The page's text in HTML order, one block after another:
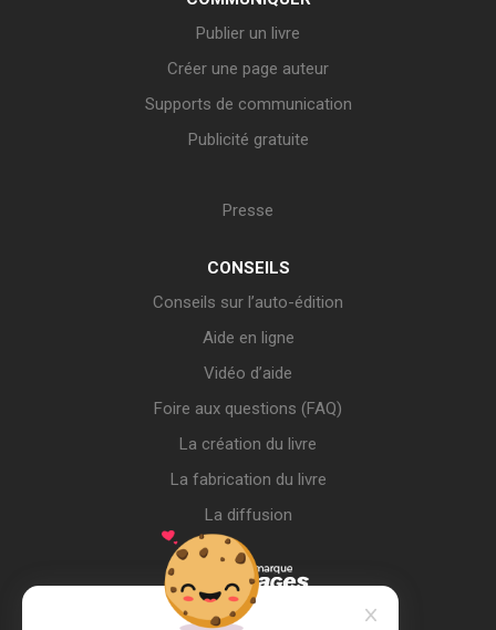
Publier un livre
Créer une page auteur
Supports de communication
Publicité gratuite
Presse
CONSEILS
Conseils sur l’auto-édition
Aide en ligne
Vidéo d’aide
Foire aux questions (FAQ)
La création du livre
La fabrication du livre
La diffusion